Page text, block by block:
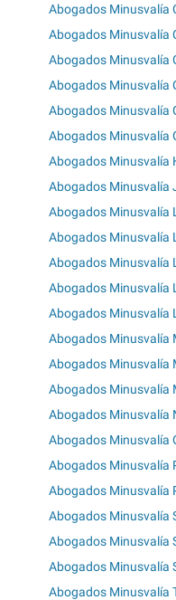
Abogados Minusvalía
Abogados Minusvalía
Abogados Minusvalía
Abogados Minusvalía
Abogados Minusvalía
Abogados Minusvalía
Abogados Minusvalía
Abogados Minusvalía
Abogados Minusvalía
Abogados Minusvalía
Abogados Minusvalía
Abogados Minusvalía
Abogados Minusvalía
Abogados Minusvalía
Abogados Minusvalía
Abogados Minusvalía
Abogados Minusvalía
Abogados Minusvalía
Abogados Minusvalía
Abogados Minusvalía
Abogados Minusvalía
Abogados Minusvalía
Abogados Minusvalía
Abogados Minusvalía